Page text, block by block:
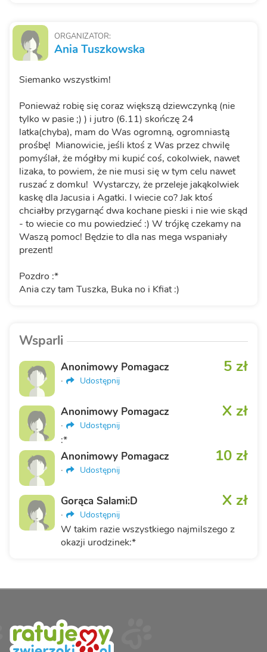
ORGANIZATOR:
Ania Tuszkowska
Siemanko wszystkim!
Ponieważ robię się coraz większą dziewczynką (nie
tylko w pasie ;) ) i jutro (6.11) skończę 24
latka(chyba), mam do Was ogromną, ogromniastą
prośbę! Mianowicie, jeśli ktoś z Was przez chwilę
pomyślał, że mógłby mi kupić coś, cokolwiek, nawet
lizaka, to powiem, że nie musi się w tym celu nawet
ruszać z domku! Wystarczy, że przeleje jakąkolwiek
kaskę dla Jacusia i Agatki. I wiecie co? Jak ktoś
chciałby przygarnąć dwa kochane pieski i nie wie skąd
- to wiecie co mu powiedzieć :) W trójkę czekamy na
Waszą pomoc! Będzie to dla nas mega wspaniały
prezent!
Pozdro :*
Ania czy tam Tuszka, Buka no i Kfiat :)
Wsparli
5 zł
Anonimowy Pomagacz
· Udostępnij
X zł
Anonimowy Pomagacz
· Udostępnij
:*
10 zł
Anonimowy Pomagacz
· Udostępnij
X zł
Gorąca Salami:D
· Udostępnij
W takim razie wszystkiego najmilszego z
okazji urodzinek:*